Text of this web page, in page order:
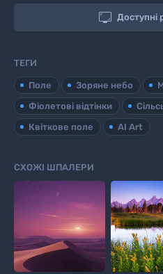
 Доступні
ТЕГИ
Поле Зоряне небо
Фіолетові відтінки
Квіткове поле
AI Art
СХОЖІ ШПАЛЕРИ